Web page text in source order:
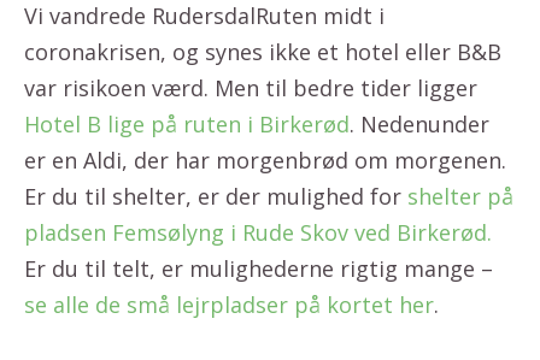
Vi vandrede RudersdalRuten midt i
coronakrisen, og synes ikke et hotel eller B&B
var risikoen værd. Men til bedre tider ligger
Hotel B lige på ruten i Birkerød. Nedenunder
er en Aldi, der har morgenbrød om morgenen.
Er du til shelter, er der mulighed for shelter på
pladsen Femsølyng i Rude Skov ved Birkerød.
Er du til telt, er mulighederne rigtig mange –
se alle de små lejrpladser på kortet her.